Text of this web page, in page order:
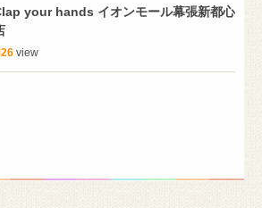
your hands イオンモール幕張新都心
view